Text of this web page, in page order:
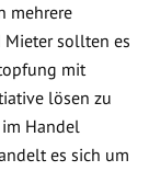
mehrere
Mieter sollten es
mit
lösen zu
Handel
es sich um